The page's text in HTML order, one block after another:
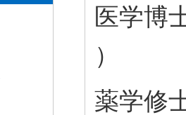
医学博
）
薬学修